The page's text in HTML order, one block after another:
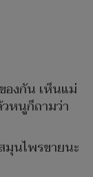
องกัน เห็นแม่
หนูก็ถามว่า
มุนไพรขายนะ